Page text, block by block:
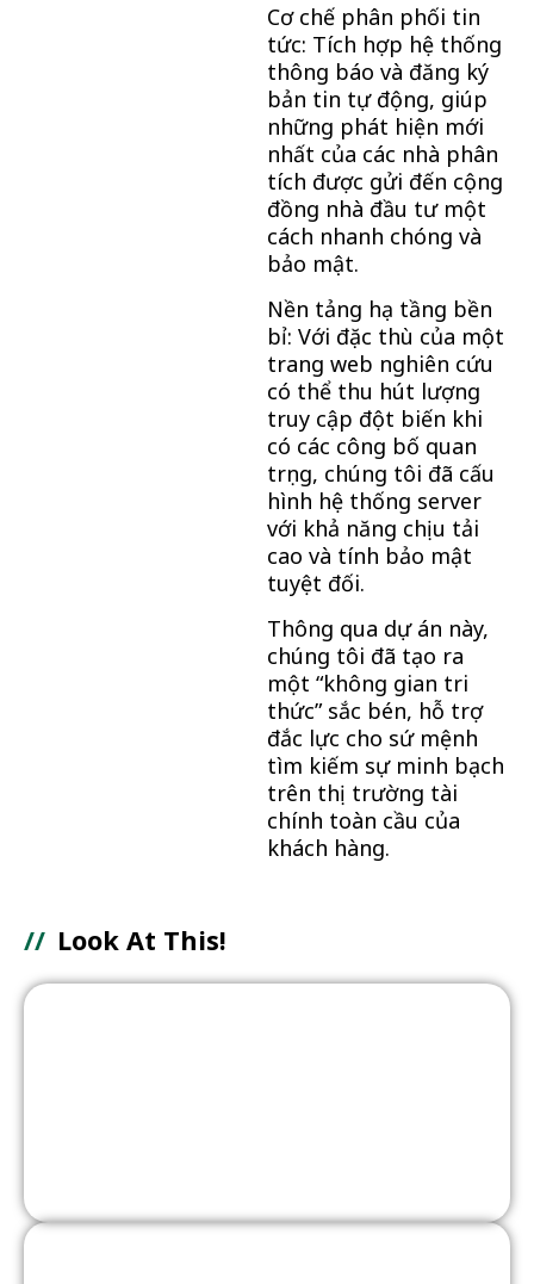
Cơ chế phân phối tin
tức: Tích hợp hệ thống
thông báo và đăng ký
bản tin tự động, giúp
những phát hiện mới
nhất của các nhà phân
tích được gửi đến cộng
đồng nhà đầu tư một
cách nhanh chóng và
bảo mật.
Nền tảng hạ tầng bền
bỉ: Với đặc thù của một
trang web nghiên cứu
có thể thu hút lượng
truy cập đột biến khi
có các công bố quan
trọng, chúng tôi đã cấu
hình hệ thống server
với khả năng chịu tải
cao và tính bảo mật
tuyệt đối.
Thông qua dự án này,
chúng tôi đã tạo ra
một “không gian tri
thức” sắc bén, hỗ trợ
đắc lực cho sứ mệnh
tìm kiếm sự minh bạch
trên thị trường tài
chính toàn cầu của
khách hàng.
// Look At This!